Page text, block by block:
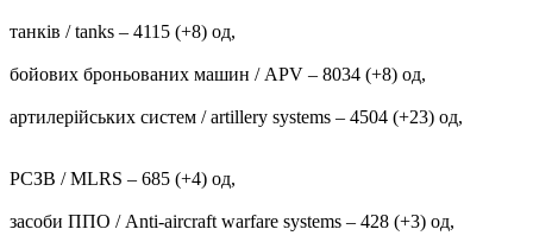
танків / tanks ‒ 4115 (+8) од,
бойових броньованих машин / APV ‒ 8034 (+8) од,
артилерійських систем / artillery systems – 4504 (+23) од,
РСЗВ / MLRS – 685 (+4) од,
засоби ППО / Anti-aircraft warfare systems ‒ 428 (+3) од,